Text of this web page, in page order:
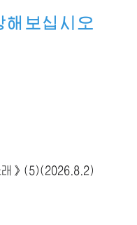
보십시오
래》(5)(2026.8.2)